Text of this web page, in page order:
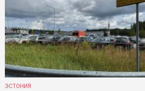
ЭСТОНИЯ